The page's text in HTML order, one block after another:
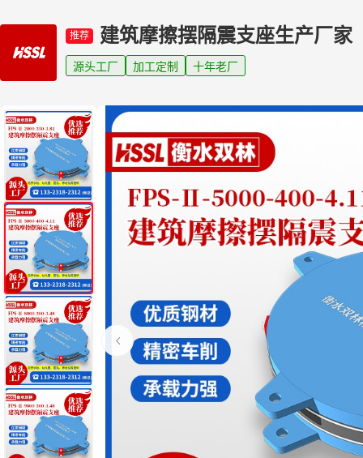
推荐 建筑摩擦摆隔震支座生产厂家
源头工厂 加工定制 十年老厂